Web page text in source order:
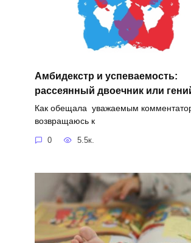
Амбидекстр и успеваемость:
рассеянный двоечник или
Как обещала уважаемым
возвращаюсь к
0 5.5к.